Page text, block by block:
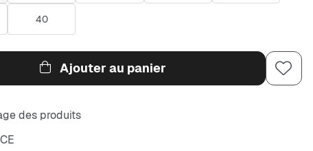
40
Ajouter au panier
des produits